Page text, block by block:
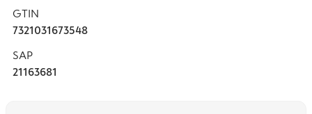
GTIN
7321031673548
SAP
21163681